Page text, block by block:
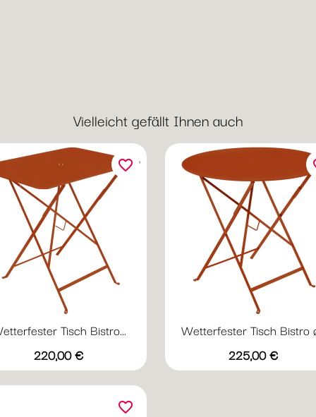
Vielleicht gefällt Ihnen auch
Tisch Bistro...
Preis
220,00 €
Vorschau
AbyssblauAcapulcoblau
Anthrazit
Chili Gewittergrau
favorite_border
Wetterfester Tisch Bistro
Preis
225,00 €
Vorschau
AbyssblauAcapulcoblau
Anthrazit
Chili
favorite_border